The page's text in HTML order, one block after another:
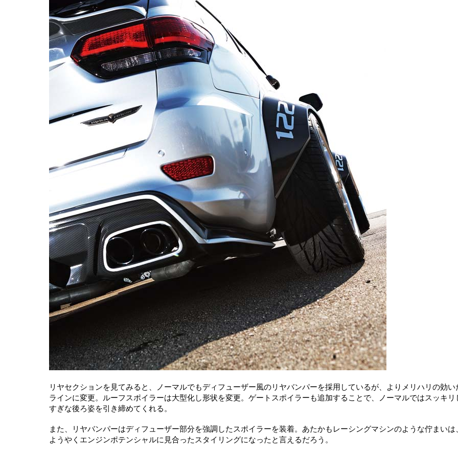
リヤセクションを見てみると、ノーマルでもディフューザー風のリヤバンパーを採用しているが、よりメリハリの効い
ラインに変更。ルーフスポイラーは大型化し形状を変更。ゲートスポイラーも追加することで、ノーマルではスッキリ
すぎな後ろ姿を引き締めてくれる。
また、リヤバンパーはディフューザー部分を強調したスポイラーを装着。あたかもレーシングマシンのような佇まいは
ようやくエンジンポテンシャルに見合ったスタイリングになったと言えるだろう。